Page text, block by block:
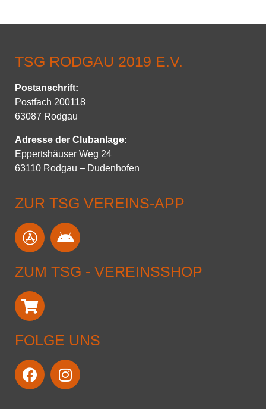
TSG RODGAU 2019 E.V.
Postanschrift:
Postfach 200118
63087 Rodgau
Adresse der Clubanlage:
Eppertshäuser Weg 24
63110 Rodgau – Dudenhofen
ZUR TSG VEREINS-APP
ZUM TSG - VEREINSSHOP
FOLGE UNS